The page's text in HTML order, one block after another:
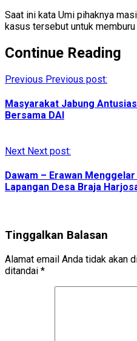
Saat ini kata Umi pihaknya
kasus tersebut untuk
Continue Reading
Previous Previous post:
Masyarakat Jabung
Bersama DAI
Next Next post:
Dawam – Erawan
Lapangan Desa Braja
Tinggalkan Balasan
Alamat email Anda tidak akan
ditandai *